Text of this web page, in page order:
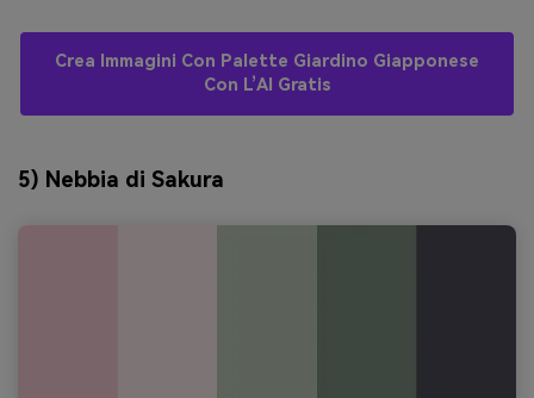
Crea Immagini Con Palette Giardino Giapponese
Con L’AI Gratis
5) Nebbia di Sakura